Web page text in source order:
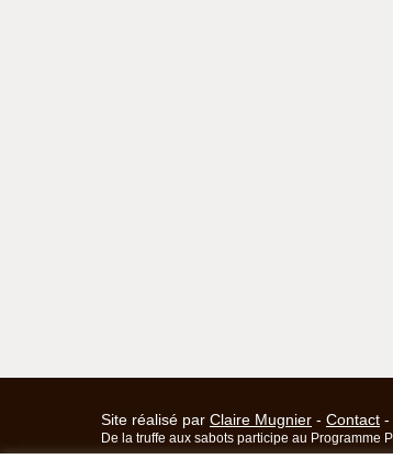
Site réalisé par Claire Mugnier - Contact -
De la truffe aux sabots participe au Programme